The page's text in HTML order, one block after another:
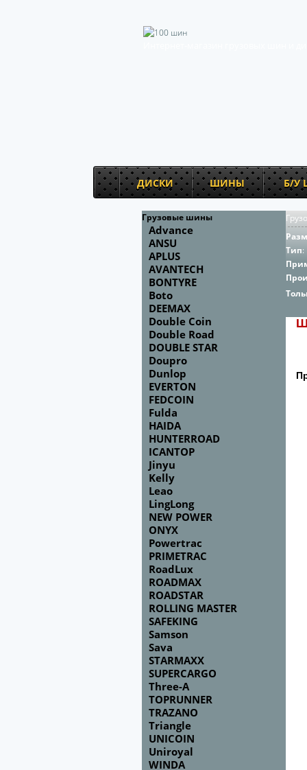
ДИСКИ ШИНЫ Б/У
Грузовые шины
Advance
ANSU
APLUS
AVANTECH
BONTYRE
Boto
DEEMAX
Double Coin
Double Road
DOUBLE STAR
Doupro
Dunlop
EVERTON
FEDCOIN
Fulda
HAIDA
HUNTERROAD
ICANTOP
Jinyu
Kelly
Leao
LingLong
NEW POWER
ONYX
Powertrac
PRIMETRAC
RoadLux
ROADMAX
ROADSTAR
ROLLING MASTER
SAFEKING
Samson
Sava
STARMAXX
SUPERCARGO
Three-A
TOPRUNNER
TRAZANO
Triangle
UNICOIN
Uniroyal
WINDA
Тип: